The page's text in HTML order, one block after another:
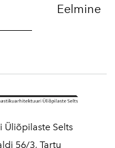
a legitimate loan
been a big problem
credit is something
lender has
Eelmine
Üliõpilaste Selts
56/3, Tartu